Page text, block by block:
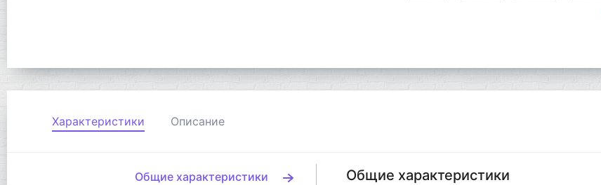
Характеристики Описание
Общие характеристики
Общие характеристики